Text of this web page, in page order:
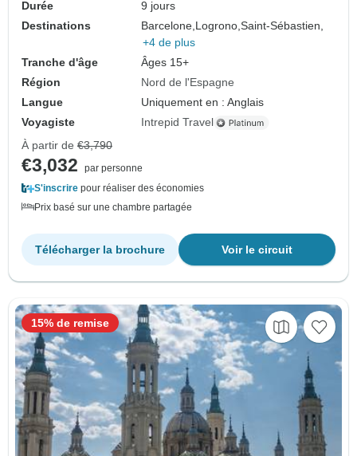
Durée
9 jours
Destinations
Barcelone,Logrono,Saint-Sébastien,
+4 de plus
Tranche d'âge
Âges 15+
Région
Nord de l'Espagne
Langue
Uniquement en : Anglais
Voyagiste
Intrepid Travel
À partir de €3,790
€3,032
par personne
S'inscrire pour réaliser des économies
Prix basé sur une chambre partagée
Voir le circuit
Télécharger la brochure
15% de remise